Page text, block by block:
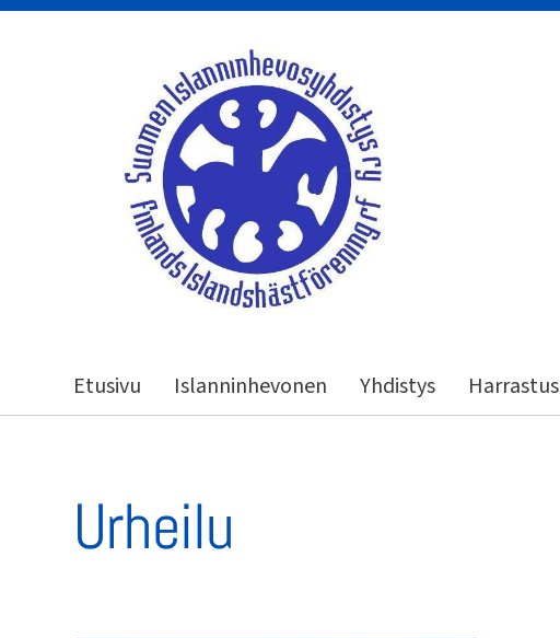
Suomen Islanninhevosyhdistys ry
Etusivu Islanninhevonen Yhdistys Harrastus
Urheilu